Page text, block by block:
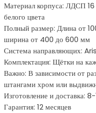
Материал корпуса: ЛДСП
белого цвета
Полный размер: Длина от
ширина от 400 до 600 мм
Система направляющих:
Комплектация: Щётки на
Важно: В зависимости от
штангами хром или
Изготовление и доставка:
Гарантия: 12 месяцев